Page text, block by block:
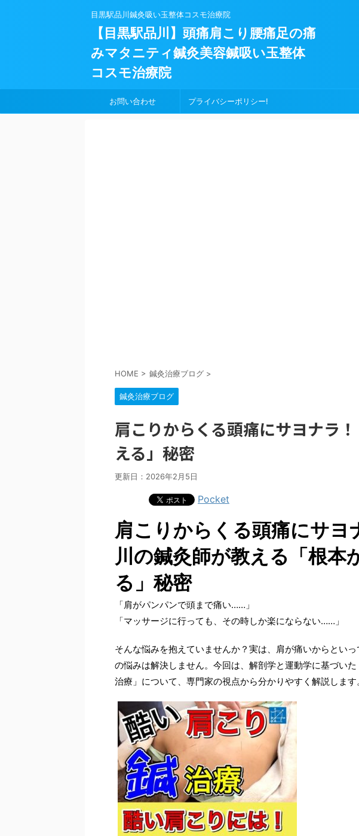
目黒駅品川鍼灸吸い玉整体コスモ治療院
【目黒駅品川】頭痛肩こり腰痛足の痛
みマタニティ鍼灸美容鍼吸い玉整体
コスモ治療院
お問い合わせ プライバシーポリシー!
HOME > 鍼灸治療ブログ >
鍼灸治療ブログ
肩こりからくる頭痛にサヨナラ
える」秘密
更新日： 2026年2月5日
Pocket
肩こりからくる頭痛にサヨ
川の鍼灸師が教える「根本
る」秘密
「肩がパンパンで頭まで痛い……」
「マッサージに行っても、その時しか楽にならない……」
そんな悩みを抱えていませんか？実は、肩が痛いからとい
の悩みは解決しません。今回は、解剖学と運動学に基づいた
治療」について、専門家の視点から分かりやすく解説します